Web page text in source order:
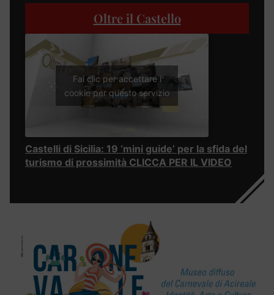
Oltre il Castello
Fai clic per accettare i
cookie per questo servizio
Castelli di Sicilia: 19 ‘mini guide’ per la sfida del
turismo di prossimità CLICCA PER IL VIDEO